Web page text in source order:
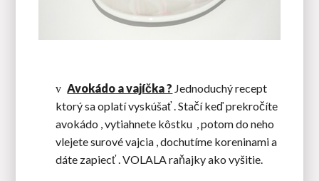
v Avokádo a vajíčka ? Jednoduchý recept
ktorý sa oplatí vyskúšať . Stačí keď prekročíte
avokádo , vytiahnete kôstku
, potom do neho
vlejete surové vajcia , dochutíme koreninami a
dáte zapiecť . VOLALA raňajky ako vyšitie.